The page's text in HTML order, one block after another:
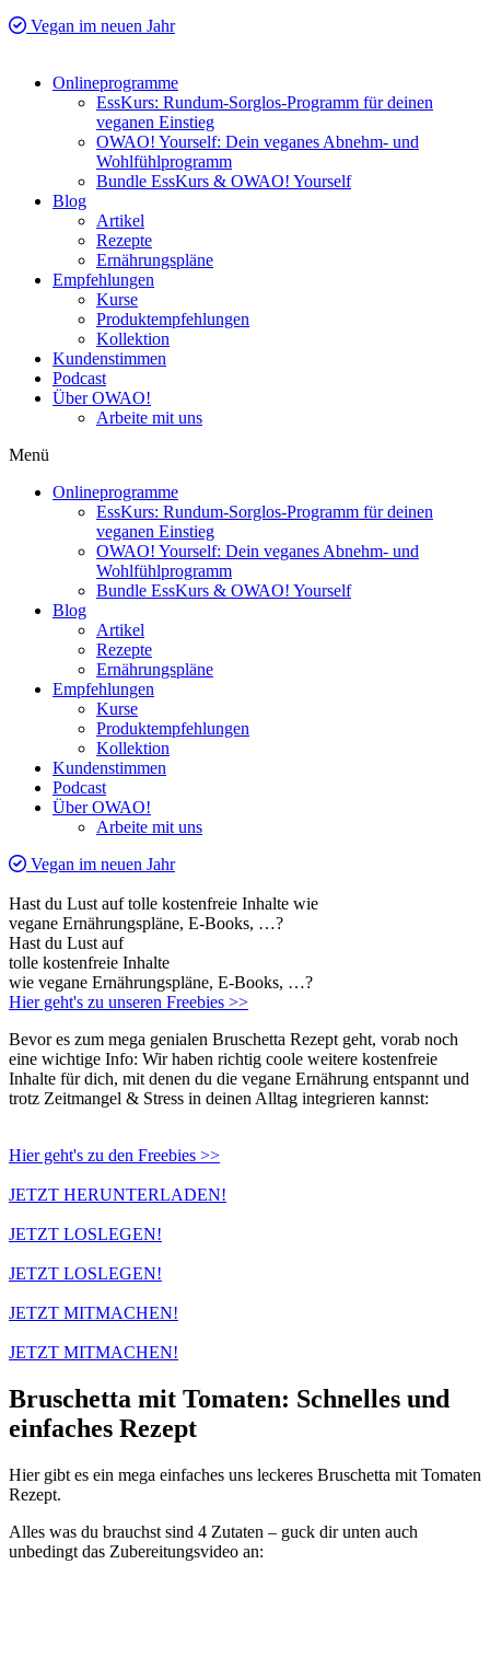
Vegan im neuen Jahr
Onlineprogramme
EssKurs: Rundum-Sorglos-Programm für deinen
veganen Einstieg
OWAO! Yourself: Dein veganes Abnehm- und
Wohlfühlprogramm
Bundle EssKurs & OWAO! Yourself
Blog
Artikel
Rezepte
Ernährungspläne
Empfehlungen
Kurse
Produktempfehlungen
Kollektion
Kundenstimmen
Podcast
Über OWAO!
Arbeite mit uns
Menü
Onlineprogramme
EssKurs: Rundum-Sorglos-Programm für deinen
veganen Einstieg
OWAO! Yourself: Dein veganes Abnehm- und
Wohlfühlprogramm
Bundle EssKurs & OWAO! Yourself
Blog
Artikel
Rezepte
Ernährungspläne
Empfehlungen
Kurse
Produktempfehlungen
Kollektion
Kundenstimmen
Podcast
Über OWAO!
Arbeite mit uns
Vegan im neuen Jahr
Hast du Lust auf tolle kostenfreie Inhalte wie
vegane Ernährungspläne, E-Books, …?
Hast du Lust auf
tolle kostenfreie Inhalte
wie vegane Ernährungspläne, E-Books, …?
Hier geht's zu unseren Freebies >>
Bevor es zum mega genialen Bruschetta Rezept geht, vorab noch
eine wichtige Info: Wir haben richtig coole weitere kostenfreie
Inhalte für dich, mit denen du die vegane Ernährung entspannt und
trotz Zeitmangel & Stress in deinen Alltag integrieren kannst:
Hier geht's zu den Freebies >>
JETZT HERUNTERLADEN!
JETZT LOSLEGEN!
JETZT LOSLEGEN!
JETZT MITMACHEN!
JETZT MITMACHEN!
Bruschetta mit Tomaten: Schnelles und
einfaches Rezept
Hier gibt es ein mega einfaches uns leckeres Bruschetta mit Tomaten
Rezept.
Alles was du brauchst sind 4 Zutaten – guck dir unten auch
unbedingt das Zubereitungsvideo an: